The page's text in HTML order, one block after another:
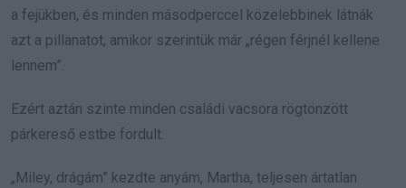
a fejükben, és minden másodperccel közelebbinek látnák
azt a pillanatot, amikor szerintük már „régen férjnél kellene
lennem”.
Ezért aztán szinte minden családi vacsora rögtönzött
párkereső estbe fordult.
„Miley, drágám” kezdte anyám, Martha, teljesen ártatlan